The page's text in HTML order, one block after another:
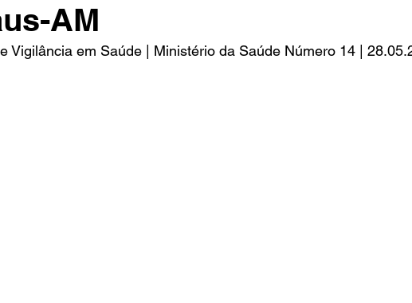
AM
Vigilância em Saúde | Ministério da Saúde Número 14 |